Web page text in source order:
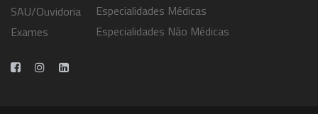
SAU/Ouvidoria
Exames
Especialidades Médicas
Especialidades Não Médicas